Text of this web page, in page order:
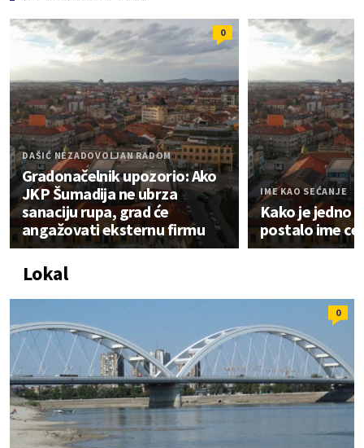
0
DAŠIĆ NEZADOVOLJAN RADOM
Gradonačelnik upozorio: Ako
JKP Šumadija ne ubrza
sanaciju rupa, grad će
angažovati eksternu firmu
IME KAO SEĆANJE
Kako je jedno
postalo ime
Lokal
0